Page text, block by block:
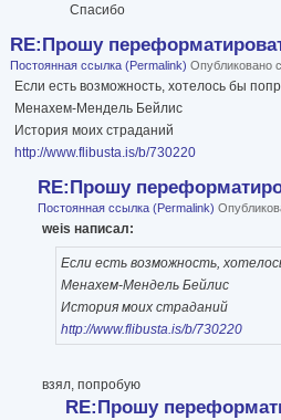
Спасибо
RE:Прошу
Постоянная ссылка (Permalink) Опубликовано
Если есть возможность, хотелось бы
Менахем-Мендель Бейлис
История моих страданий
http://www.flibusta.is/b/730220
RE:Прошу
Постоянная ссылка (Permalink)
weis написал:
Если есть возможность,
Менахем-Мендель Бейлис
История моих страданий
http://www.flibusta.is/b/730220
взял, попробую
RE:Прошу